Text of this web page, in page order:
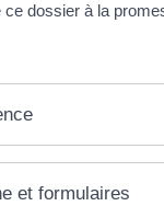
ce dossier à la
et formulaires